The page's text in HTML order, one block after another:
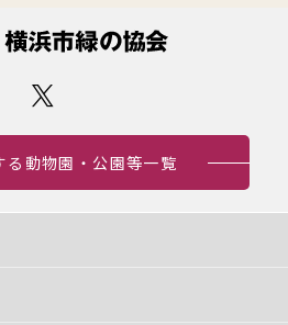
る動物園・公園等一覧